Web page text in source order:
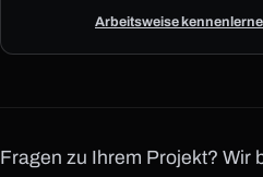
Arbeitsweise
Fragen zu Ihrem Projekt? Wir